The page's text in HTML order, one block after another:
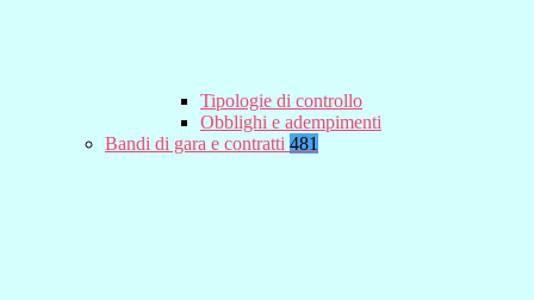
Tipologie di controllo
Obblighi e adempimenti
Bandi di gara e contratti 481